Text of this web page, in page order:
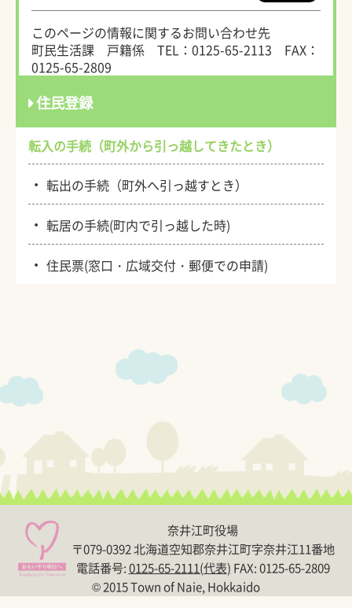
このページの情報に関するお問い合わせ先
町民生活課 戸籍係
TEL：0125-65-2113
FAX：
0125-65-2809
住民登録
転入の手続（町外から引っ越してきたとき）
・転出の手続（町外へ引っ越すとき）
・転居の手続(町内で引っ越した時)
・住民票(窓口・広域交付・郵便での申請)
奈井江町役場
〒079-0392 北海道空知郡奈井江町字奈井江11番地
電話番号:0125-65-2111(代表) FAX: 0125-65-2809
© 2015 Town of Naie, Hokkaido